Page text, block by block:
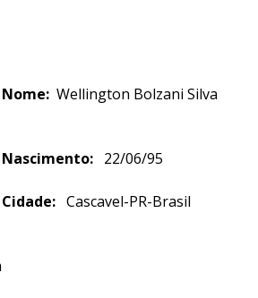
Nome: Wellington Bolzani Silva
Nascimento: 22/06/95
Cidade: Cascavel-PR-Brasil